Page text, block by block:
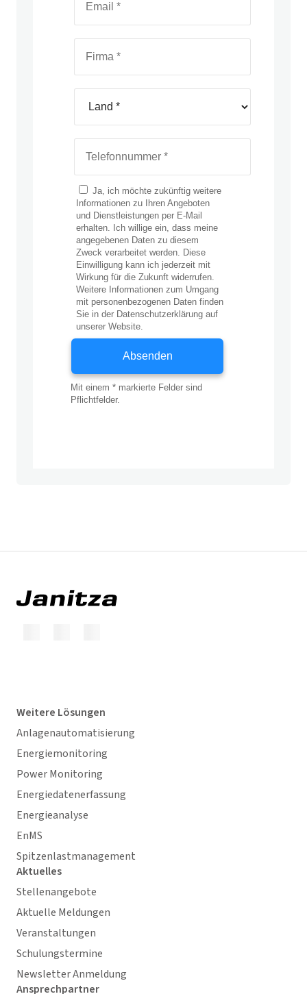
Weitere Lösungen
Anlagenautomatisierung
Energiemonitoring
Power Monitoring
Energiedatenerfassung
Energieanalyse
EnMS
Spitzenlastmanagement
Aktuelles
Stellenangebote
Aktuelle Meldungen
Veranstaltungen
Schulungstermine
Newsletter Anmeldung
Ansprechpartner